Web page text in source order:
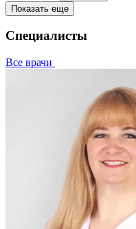
Показать еще
Специалисты
Все врачи